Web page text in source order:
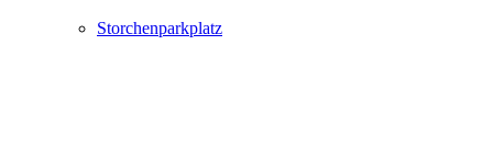
Storchenparkplatz